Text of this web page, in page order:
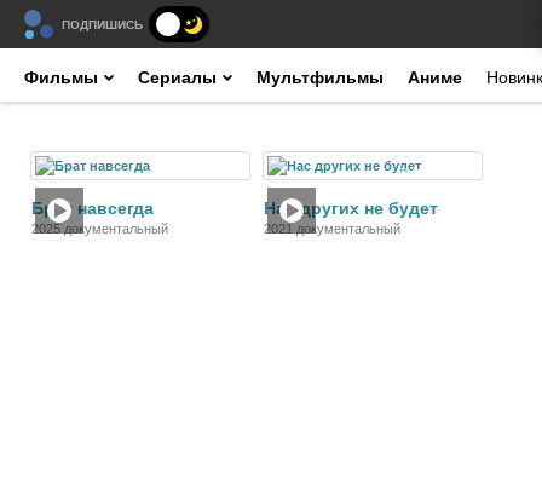
ПОДПИШИСЬ
Фильмы Сериалы Мультфильмы Аниме
Брат навсегда
2025 документальный
Фильм
Нас других не будет
2021 документальный